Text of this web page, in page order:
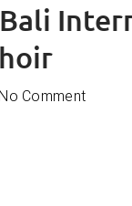
No Comment